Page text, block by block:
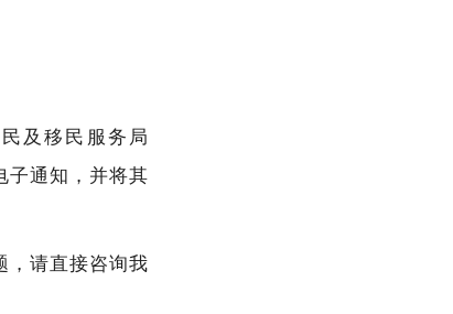
及移民服务局
子通知，并将其
，请直接咨询我